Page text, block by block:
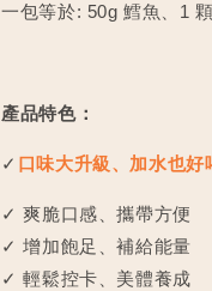
一包等於: 50g 鱈魚、1
產品特色：
✓ 口味大升級、加水也好
✓ 爽脆口感、攜帶方便
✓ 增加飽足、補給能量
✓ 輕鬆控卡、美體養成